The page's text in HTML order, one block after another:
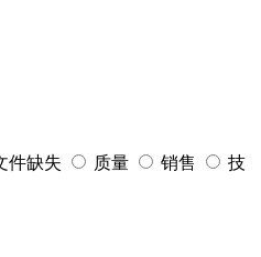
件缺失 质量 销售
技